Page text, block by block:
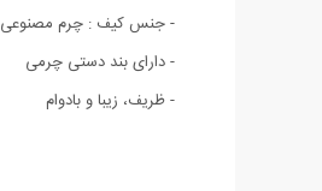
- جنس کیف : چرم مصنوعی
- دارای بند دستی چرمی
- ظریف، زیبا و بادوام